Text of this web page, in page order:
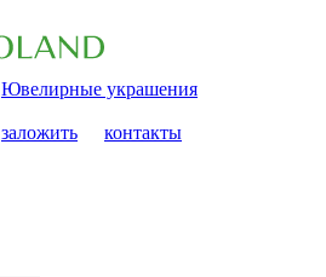
Ювелирные украшения
заложить контакты